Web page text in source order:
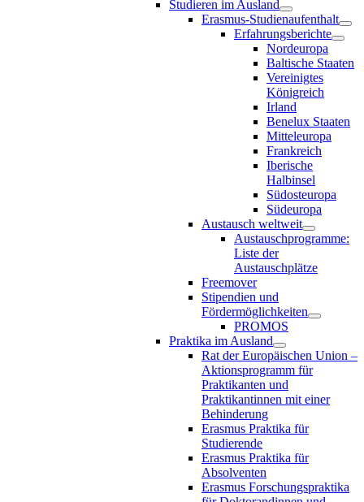
Studieren im Ausland
Erasmus-Studienaufenthalt
Erfahrungsberichte
Nordeuropa
Baltische Staaten
Vereinigtes
Königreich
Irland
Benelux Staaten
Mitteleuropa
Frankreich
Iberische
Halbinsel
Südosteuropa
Südeuropa
Austausch weltweit
Austauschprogramme:
Liste der
Austauschplätze
Freemover
Stipendien und
Fördermöglichkeiten
PROMOS
Praktika im Ausland
Rat der Europäischen Union –
Aktionsprogramm für
Praktikanten und
Praktikantinnen mit einer
Behinderung
Erasmus Praktika für
Studierende
Erasmus Praktika für
Absolventen
Erasmus Forschungspraktika